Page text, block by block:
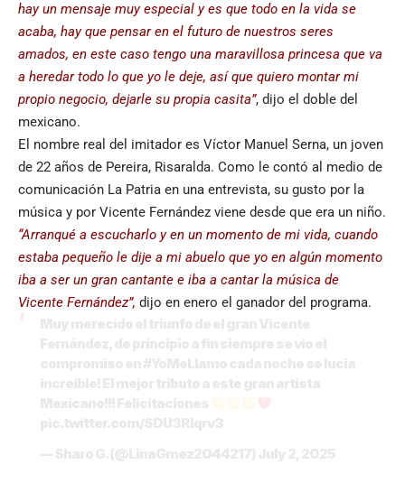
hay un mensaje muy especial y es que todo en la vida se
acaba, hay que pensar en el futuro de nuestros seres
amados, en este caso tengo una maravillosa princesa que va
a heredar todo lo que yo le deje, así que quiero montar mi
propio negocio, dejarle su propia casita”, dijo el doble del
mexicano.
El nombre real del imitador es Víctor Manuel Serna, un joven
de 22 años de Pereira, Risaralda. Como le contó al medio de
comunicación La Patria en una entrevista, su gusto por la
música y por Vicente Fernández viene desde que era un niño.
“Arranqué a escucharlo y en un momento de mi vida, cuando
estaba pequeño le dije a mi abuelo que yo en algún momento
iba a ser un gran cantante e iba a cantar la música de
Vicente Fernández”, dijo en enero el ganador del programa.